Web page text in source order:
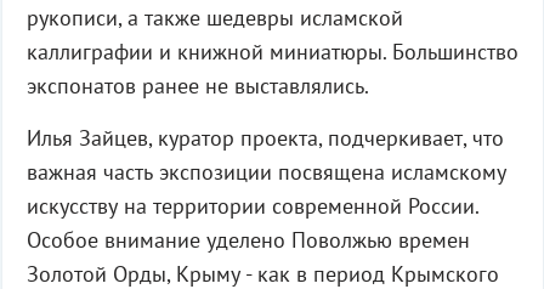
рукописи, а также шедевры исламской
каллиграфии и книжной миниатюры. Большинство
экспонатов ранее не выставлялись.
Илья Зайцев, куратор проекта, подчеркивает, что
важная часть экспозиции посвящена исламскому
искусству на территории современной России.
Особое внимание уделено Поволжью времен
Золотой Орды, Крыму - как в период Крымского